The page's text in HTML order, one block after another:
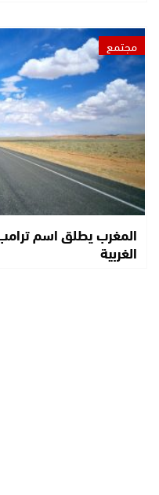
مجتمع
المغرب يطلق اسم
الغربية